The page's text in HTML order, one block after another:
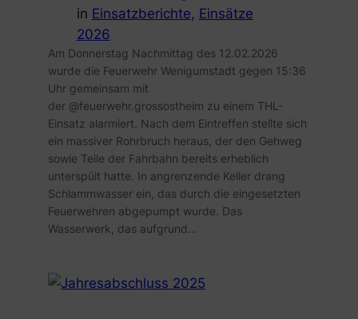
in Einsatzberichte, Einsätze
2026
Am Donnerstag Nachmittag des 12.02.2026
wurde die Feuerwehr Wenigumstadt gegen 15:36
Uhr gemeinsam mit
der @feuerwehr.grossostheim zu einem THL-
Einsatz alarmiert. Nach dem Eintreffen stellte sich
ein massiver Rohrbruch heraus, der den Gehweg
sowie Teile der Fahrbahn bereits erheblich
unterspült hatte. In angrenzende Keller drang
Schlammwasser ein, das durch die eingesetzten
Feuerwehren abgepumpt wurde. Das
Wasserwerk, das aufgrund…